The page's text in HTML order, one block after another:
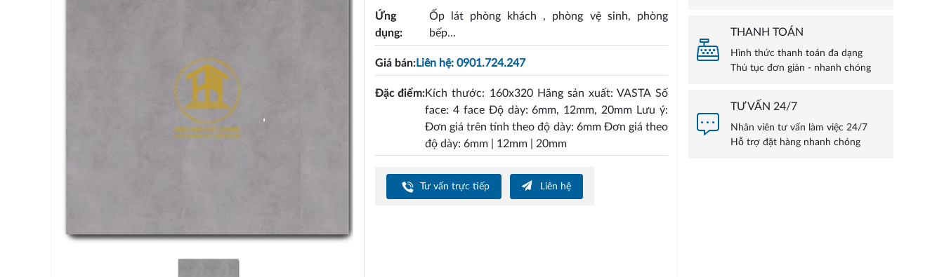
Ứng
dụng:
Ốp lát phòng khách , phòng vệ sinh, phòng
bếp...
Giá bán:Liên hệ: 0901.724.247
Đặc điểm:Kích thước: 160x320 Hãng sản xuất: VASTA Số
face: 4 face Độ dày: 6mm, 12mm, 20mm Lưu ý:
Đơn giá trên tính theo độ dày: 6mm Đơn giá theo
độ dày: 6mm | 12mm | 20mm
Tư vấn trực tiếp Liên hệ
THANH TOÁN
Hình thức thanh toán đa dạng
Thủ tục đơn giản - nhanh chóng
TƯ VẤN 24/7
Nhân viên tư vấn làm việc 24/7
Hỗ trợ đặt hàng nhanh chóng